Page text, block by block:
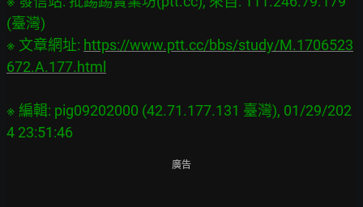
(臺灣)
※ 文章網址: https://www.ptt.cc/bbs/study/M.1706523
672.A.177.html
※ 編輯: pig09202000 (42.71.177.131 臺灣), 01/29/202
廣告